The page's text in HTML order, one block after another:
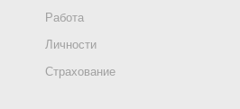
Работа
Личности
Страхование